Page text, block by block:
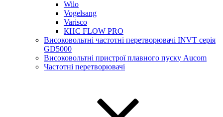
Wilo
Vogelsang
Varisco
КНС FLOW PRO
Високовольтні частотні перетворювачі INVT серія
GD5000
Високовольтні пристрої плавного пуску Aucom
Частотні перетворювачі